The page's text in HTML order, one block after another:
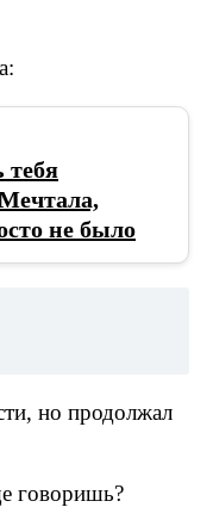
тебя
не было
но продолжал
говоришь?